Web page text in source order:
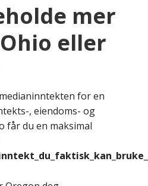
mer
eller
for en
, eiendoms- og
får du en maksimal